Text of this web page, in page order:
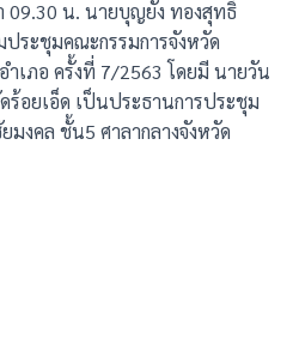
09.30 น. นายบุญยัง ทองสุทธิ์
ประชุมคณะกรรมการจังหวัด
เภอ ครั้งที่ 7/2563 โดยมี นายวัน
ร้อยเอ็ด เป็นประธานการประชุม
งคล ชั้น5 ศาลากลางจังหวัด